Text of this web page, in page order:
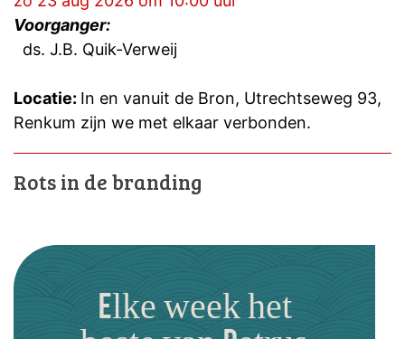
Voorganger:
ds. J.B. Quik-Verweij
Locatie: In en vanuit de Bron, Utrechtseweg 93,
Renkum zijn we met elkaar verbonden.
Rots in de branding
Elke week het